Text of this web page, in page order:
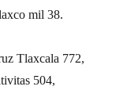
mil 38.
Tlaxcala 772,
504,